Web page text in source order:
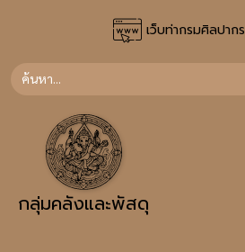
เว็บท่ากรมศิลปากร
กลุ่มคลังและพัสดุ